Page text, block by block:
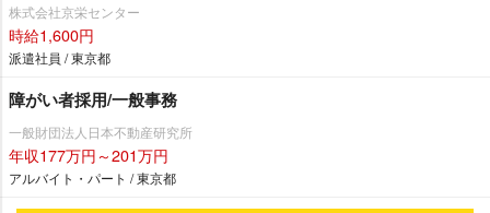
株式会社京栄センター
時給1,600円
派遣社員 / 東京都
障がい者採用/一般事務
一般財団法人日本不動産研究所
年収177万円～201万円
アルバイト・パート / 東京都